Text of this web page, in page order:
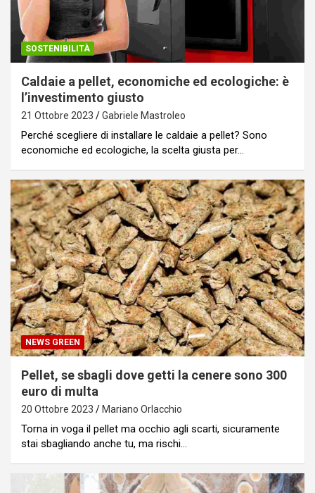
SOSTENIBILITÀ
Caldaie a pellet, economiche ed ecologiche: è
l’investimento giusto
21 Ottobre 2023 Gabriele Mastroleo
Perché scegliere di installare le caldaie a pellet? Sono
economiche ed ecologiche, la scelta giusta per…
NEWS GREEN
Pellet, se sbagli dove getti la cenere sono 300
euro di multa
20 Ottobre 2023 Mariano Orlacchio
Torna in voga il pellet ma occhio agli scarti, sicuramente
stai sbagliando anche tu, ma rischi…